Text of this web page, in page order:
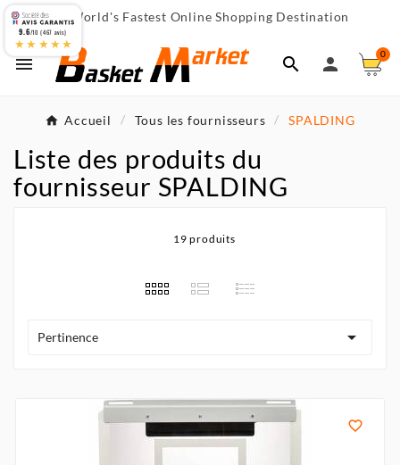
 World's Fastest Online Shopping Destination
  
0
Accueil Tous les fournisseurs SPALDING
Liste des produits du
fournisseur SPALDING
19 produits
Pertinence 

9.6/10 (467 avis)
★★★★★